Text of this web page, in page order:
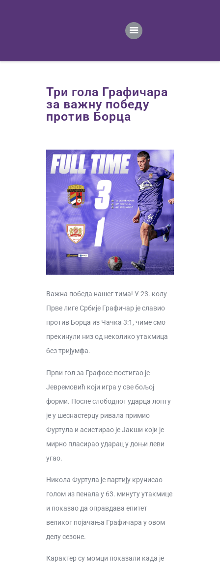
ПРОДАВНИЦА
КОНТАКТ
Три гола Графичара
за важну победу
против Борца
Важна победа нашег тима! У 23. колу
Прве лиге Србије Графичар је славио
против Борца из Чачка 3:1, чиме смо
прекинули низ од неколико утакмица
без тријумфа.
Први гол за Графосе постигао је
Јевремовић који игра у све бољој
форми. После слободног ударца лопту
је у шеснастерцу ривала примио
Фуртула и асистирао је Јакши који је
мирно пласирао ударац у доњи леви
угао.
Никола Фуртула је партију крунисао
голом из пенала у 63. минуту утакмице
и показао да оправдава епитет
великог појачања Графичара у овом
делу сезоне.
Карактер су момци показали када је